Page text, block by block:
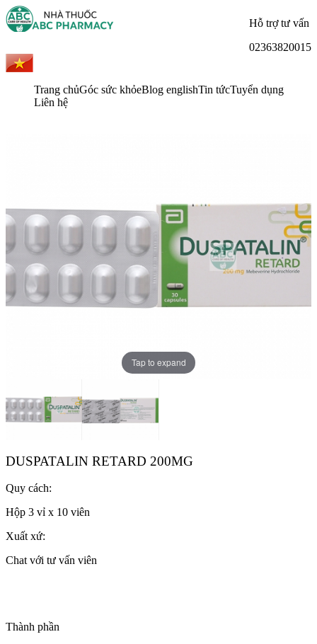
Hỗ trợ tư vấn
02363820015
Trang chủGóc sức khỏeBlog englishTin tứcTuyển dụng
Liên hệ
Tap to expand
DUSPATALIN RETARD 200MG
Quy cách:
Hộp 3 vỉ x 10 viên
Xuất xứ:
Chat với tư vấn viên
Thành phần